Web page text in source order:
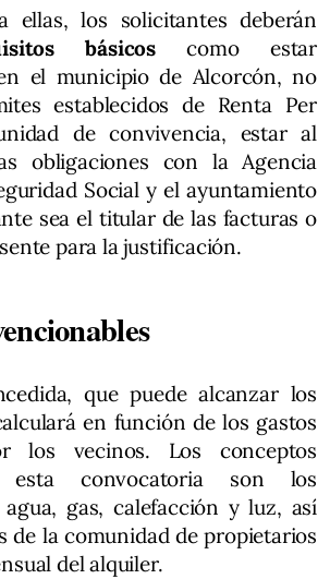
ellas, los solicitantes deberán
básicos como estar
el municipio de Alcorcón, no
establecidos de Renta Per
de convivencia, estar al
obligaciones con la Agencia
Social y el ayuntamiento
sea el titular de las facturas o
para la justificación.
que puede alcanzar los
en función de los gastos
los vecinos. Los conceptos
convocatoria son los
gas, calefacción y luz, así
de la comunidad de propietarios
del alquiler.